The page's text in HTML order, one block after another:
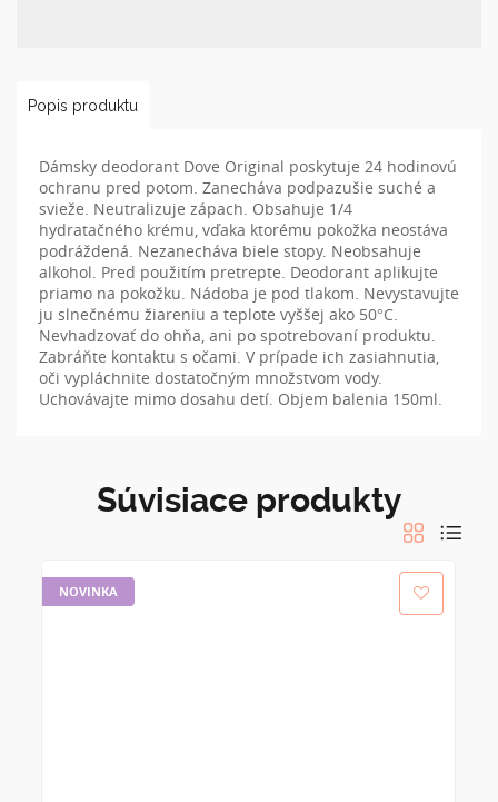
Popis produktu
Dámsky deodorant Dove Original poskytuje 24 hodinovú
ochranu pred potom. Zanecháva podpazušie suché a
svieže. Neutralizuje zápach. Obsahuje 1/4
hydratačného krému, vďaka ktorému pokožka neostáva
podráždená. Nezanecháva biele stopy. Neobsahuje
alkohol. Pred použitím pretrepte. Deodorant aplikujte
priamo na pokožku. Nádoba je pod tlakom. Nevystavujte
ju slnečnému žiareniu a teplote vyššej ako 50°C.
Nevhadzovať do ohňa, ani po spotrebovaní produktu.
Zabráňte kontaktu s očami. V prípade ich zasiahnutia,
oči vypláchnite dostatočným množstvom vody.
Uchovávajte mimo dosahu detí. Objem balenia 150ml.
Súvisiace produkty
NOVINKA